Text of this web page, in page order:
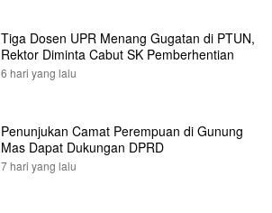
Tiga Dosen UPR Menang Gugatan di PTUN,
Rektor Diminta Cabut SK Pemberhentian
6 hari yang lalu
Penunjukan Camat Perempuan di Gunung
Mas Dapat Dukungan DPRD
7 hari yang lalu